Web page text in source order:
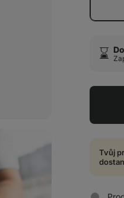
⌛️
Tvůj